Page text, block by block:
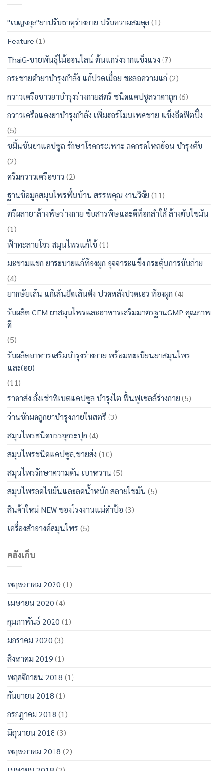
"เบญจกุล"ยาปรับธาตุร่างกาย ปรับความสมดุล (1)
Feature (1)
ThaiG-ขายพันธุ์ไม้ออนไลน์ ต้นแกร่งรากแข็งแรง (7)
กระชายดำยาบำรุงกำลัง แก้ปวดเมื่อย ชะลอความแก่(2)
กวาวเครือขาวยาบำรุงร่างกายสตรี ชนิดแคปซูลราคาถูก (6)
กวาวเครือแดงยาบำรุงกำลัง เพิ่มฮอร์โมนเพศชาย แข็งอึดฟิตปั๋ง
(5)
ขมิ้นชันยาแคปซูล รักษาโรคกระเพาะ ลดกรดไหลย้อน บำรุงตับ
(2)
ครีมกวาวเครือขาว (2)
ฐานข้อมูลสมุนไพรพื้นบ้าน สรรพคุณ งานวิจัย (11)
ตรีผลายาล้างพิษร่างกาย ขับสารพิษและดีท็อกลำใส้ ล้างตับไขมัน
(1)
ฟ้าทะลายโจร สมุนไพรแก้ไข้(1)
มะขามแขก ยาระบายแก้ท้องผูก อุจจาระแข็ง กระตุ้นการขับถ่าย
(4)
ยากษัยเส้น แก้เส้นยึดเส้นตึง ปวดหลังปวดเอว ท้องผูก (4)
รับผลิต OEM ยาสมุนไพรและอาหารเสริมมาตรฐานGMP คุณภาพ
ดี
(5)
รับผลิตอาหารเสริมบำรุงร่างกาย พร้อมทะเบียนยาสมุนไพร
และ(อย)
(11)
ราคาส่ง ถั่งเช่าทิเบตแคปซูล บำรุงไต ฟื้นฟูเซลล์ร่างกาย (5)
ว่านชักมดลูกยาบำรุงภายในสตรี(3)
สมุนไพรชนิดบรรจุกระปุก (4)
สมุนไพรชนิดแคปซูล,ขายส่ง (10)
สมุนไพรรักษาความดัน เบาหวาน (5)
สมุนไพรลดไขมันและลดน้ำหนัก สลายไขมัน (5)
สินค้าใหม่ NEW ของโรงงานแม่คำป้อ (3)
เครื่องสำอางค์สมุนไพร (5)
คลังเก็บ
พฤษภาคม 2020 (1)
เมษายน 2020 (4)
กุมภาพันธ์ 2020 (1)
มกราคม 2020 (3)
สิงหาคม 2019 (1)
พฤศจิกายน 2018 (1)
กันยายน 2018 (1)
กรกฎาคม 2018 (1)
มิถุนายน 2018 (3)
พฤษภาคม 2018 (2)